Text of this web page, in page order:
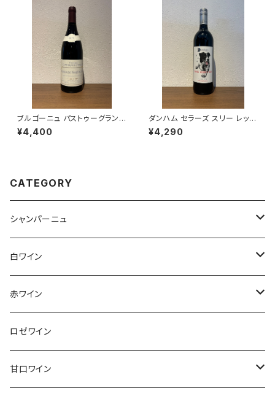
ブルゴーニュ パストゥーグラン 2
021 コンフュロン コトティド 赤
ワイン 750ml
¥4,400
ダンハム セラーズ スリー レッグ
ド レッド 2023 赤ワイン 750m
l¥4,290
CATEGORY
シャンパーニュ
アンリ・ジロー
アンリ・ビリオ・フィス
エティエンヌ・ルフェーヴル
クリスチャン・ゴセ
白ワイン
フランス
アルザス
ブルゴーニュ
ドイツ
オーストラリア
赤ワイン
フランス
アルザス
スロヴァキア
ロゼワイン
甘口ワイン